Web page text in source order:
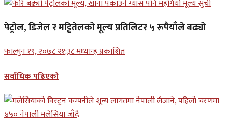
पेट्रोल, डिजेल र मट्टितेलको मूल्य प्रतिलिटर ५ रूपैयाँले बढ्यो
फाल्गुन १९, २०७८ २१;३८ मध्यान्ह प्रकाशित
सर्वाधिक पढिएको